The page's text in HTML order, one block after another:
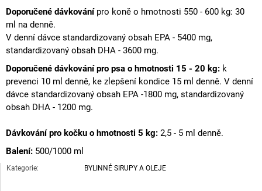
Doporučené dávkování pro koně o hmotnosti 550 - 600 kg: 30
ml na denně.
V denní dávce standardizovaný obsah EPA - 5400 mg,
standardizovaný obsah DHA - 3600 mg.
Doporučené dávkování pro psa o hmotnosti 15 - 20 kg: k
prevenci 10 ml denně, ke zlepšení kondice 15 ml denně. V denní
dávce standardizovaný obsah EPA -1800 mg, standardizovaný
obsah DHA - 1200 mg.
Dávkování pro kočku o hmotnosti 5 kg: 2,5 - 5 ml denně.
Balení: 500/1000 ml
Kategorie: BYLINNÉ SIRUPY A OLEJE